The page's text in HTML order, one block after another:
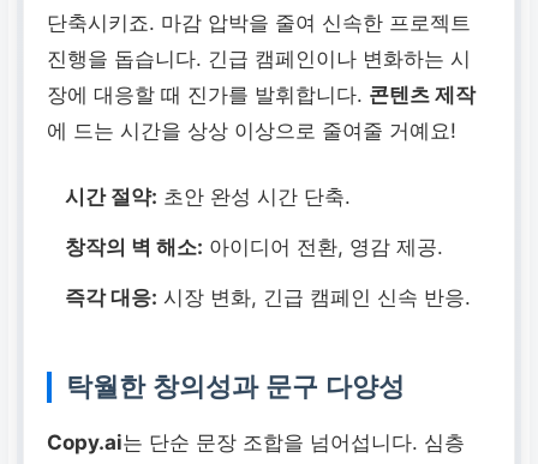
단축시키죠. 마감 압박을 줄여 신속한 프로젝트
진행을 돕습니다. 긴급 캠페인이나 변화하는 시
장에 대응할 때 진가를 발휘합니다. 콘텐츠 제작
에 드는 시간을 상상 이상으로 줄여줄 거예요!
시간 절약: 초안 완성 시간 단축.
창작의 벽 해소: 아이디어 전환, 영감 제공.
즉각 대응: 시장 변화, 긴급 캠페인 신속 반응.
탁월한 창의성과 문구 다양성
Copy.ai는 단순 문장 조합을 넘어섭니다. 심층